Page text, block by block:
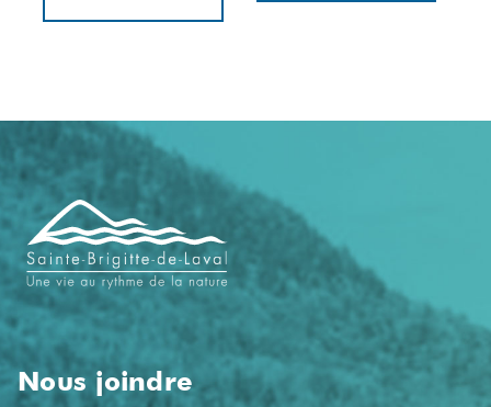
Navigation
de
pied
de
page
Nous joindre